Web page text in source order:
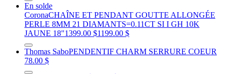
En solde
CoronaCHAÎNE ET PENDANT GOUTTE ALLONGÉE
PERLE 8MM 21 DIAMANTS=0.11CT SI I GH 10K
JAUNE 18"1399.00 $1199.00 $
Thomas SaboPENDENTIF CHARM SERRURE COEUR
78.00 $